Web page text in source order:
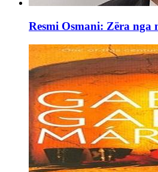
Resmi Osmani: Zëra nga